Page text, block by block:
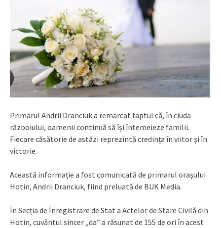
Primarul Andrii Dranciuk a remarcat faptul că, în ciuda
războiului, oamenii continuă să își întemeieze familii.
Fiecare căsătorie de astăzi reprezintă credința în viitor și în
victorie.
Această informație a fost comunicată de primarul orașului
Hotin, Andrii Dranciuk, fiind preluată de BUK Media.
În Secția de Înregistrare de Stat a Actelor de Stare Civilă din
Hotin, cuvântul sincer „da” a răsunat de 155 de ori în acest